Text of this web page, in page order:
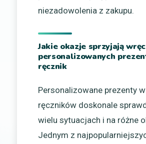
niezadowolenia z zakupu.
Jakie okazje sprzyjają
personalizowanych
ręcznik
Personalizowane prezenty
ręczników doskonale
wielu sytuacjach i na różne
Jednym z